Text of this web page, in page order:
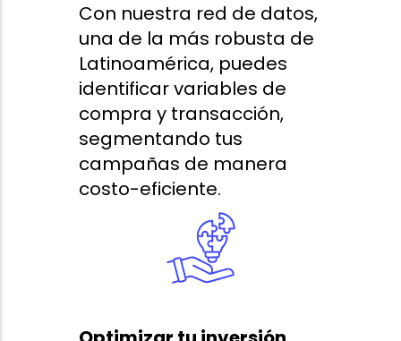
Con nuestra red de datos,
una de la más robusta de
Latinoamérica, puedes
identificar variables de
compra y transacción,
segmentando tus
campañas de manera
costo-eficiente.